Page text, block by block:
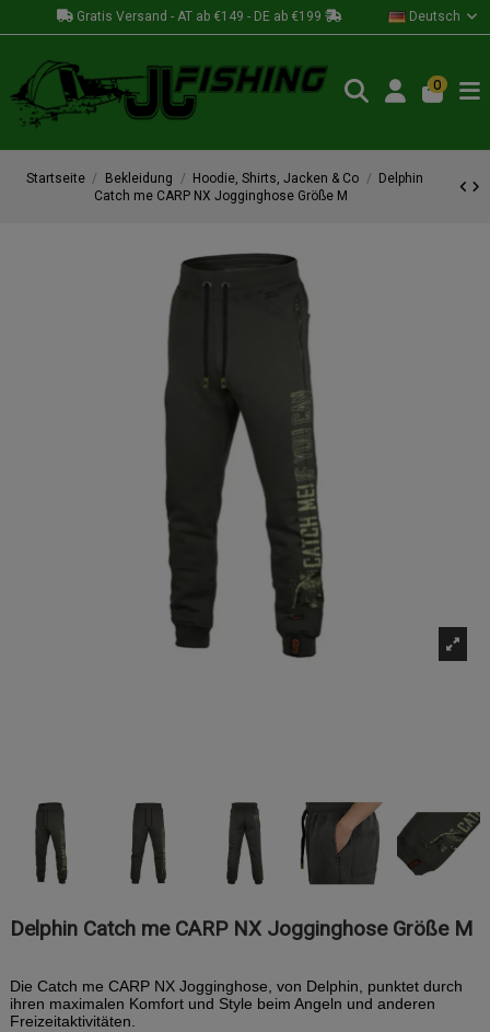
Gratis Versand - AT ab €149 - DE ab €199 Deutsch
0
Startseite Bekleidung Hoodie, Shirts, Jacken & Co
Delphin
Catch me CARP NX Jogginghose Größe M
Delphin Catch me CARP NX Jogginghose Größe M
Die Catch me CARP NX Jogginghose, von Delphin, punktet durch
ihren maximalen Komfort und Style beim Angeln und anderen
Freizeitaktivitäten.